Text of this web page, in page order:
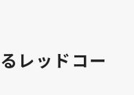
レッドコー